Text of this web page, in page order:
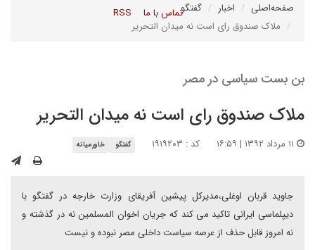
تماس با ما RSS صفحه‌اصلی اخبار
گفتگو
ملاک صندوق رای است نه میدان التحریر
بن بست سیاسی در مصر
ملاک صندوق رای است نه میدان التحریر
کد : ۱۹۱۹۲۰۳ گفتگو خاورمیانه
جاوید قربان اوغلی،مدیرکل پیشین آفریقای وزارت خارجه در گفتگو با
دیپلماسی ایرانی تاکید می کند که جریان اخوان المسلمین نه در گذشته و
نه امروز قابل حذف از عرصه سیاست داخلی مصر نبوده و نیست